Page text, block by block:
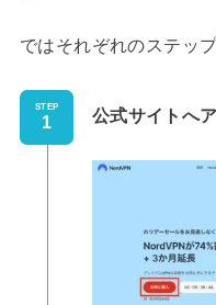
ではそれぞれのステッ
STEP 公式サイトへ